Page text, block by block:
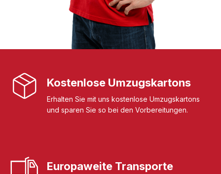
Kostenlose Umzugskartons
Erhalten Sie mit uns kostenlose Umzugskartons
und sparen Sie so bei den Vorbereitungen.
Europaweite Transporte